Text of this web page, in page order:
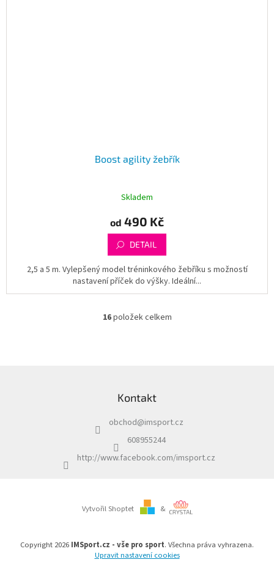
Boost agility žebřík
Skladem
od 490 Kč
DETAIL
2,5 a 5 m. Vylepšený model tréninkového žebříku s možností
nastavení příček do výšky. Ideální...
O
c
í
r
v
y
16položek celkem
Kontakt
obchod@imsport.cz
608955244
http://www.facebook.com/imsport.cz
Vytvořil Shoptet &
Copyright 2026 IMSport.cz - vše pro sport. Všechna práva vyhrazena.
Upravit nastavení cookies